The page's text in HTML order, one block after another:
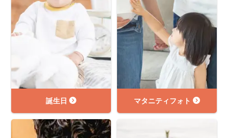
誕生日 マタニティフォト